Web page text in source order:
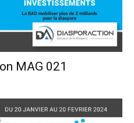
MAG 021